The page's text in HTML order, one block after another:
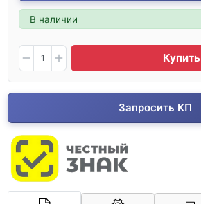
В наличии
Купить
Запросить КП